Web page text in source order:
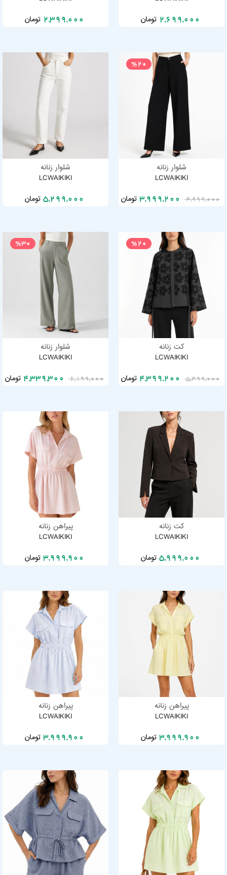
2,699,000 تومان 2,399,000 تومان
%20
شلوار زنانه
LCWAIKIKI
4,999,000 تومان
شلوار زنانه
LCWAIKIKI
5,299,000 تومان
%20
کت زنانه
LCWAIKIKI
5,499,000 تومان
%30
شلوار زنانه
LCWAIKIKI
6,199,000 تومان
کت زنانه
LCWAIKIKI
5,999,000 تومان
پیراهن زنانه
LCWAIKIKI
3,999,900 تومان
پیراهن زنانه
LCWAIKIKI
3,999,900 تومان
پیراهن زنانه
LCWAIKIKI
3,999,900 تومان